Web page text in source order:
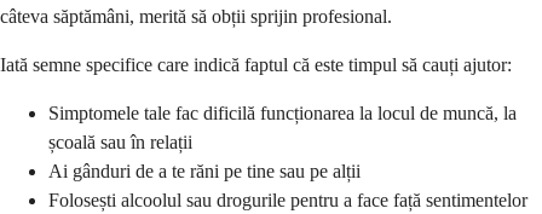
câteva săptămâni, merită să obții sprijin profesional.
Iată semne specifice care indică faptul că este timpul să cauți ajutor:
Simptomele tale fac dificilă funcționarea la locul de muncă, la
școală sau în relații
Ai gânduri de a te răni pe tine sau pe alții
Folosești alcoolul sau drogurile pentru a face față sentimentelor